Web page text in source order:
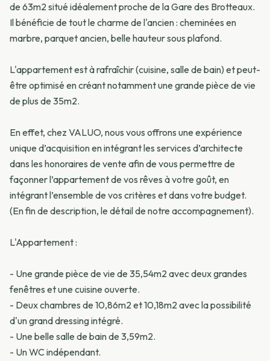
de 63m2 situé idéalement proche de la Gare des Brotteaux.
Il bénéficie de tout le charme de l'ancien : cheminées en
marbre, parquet ancien, belle hauteur sous plafond.
L'appartement est à rafraîchir (cuisine, salle de bain) et peut-
être optimisé en créant notamment une grande pièce de vie
de plus de 35m2.
En effet, chez VALUO, nous vous offrons une expérience
unique d’acquisition en intégrant les services d’architecte
dans les honoraires de vente afin de vous permettre de
façonner l’appartement de vos rêves à votre goût, en
intégrant l’ensemble de vos critères et dans votre budget.
(En fin de description, le détail de notre accompagnement).
L'Appartement :
- Une grande pièce de vie de 35,54m2 avec deux grandes
fenêtres et une cuisine ouverte.
- Deux chambres de 10,86m2 et 10,18m2 avec la possibilité
d'un grand dressing intégré.
- Une belle salle de bain de 3,59m2.
- Un WC indépendant.